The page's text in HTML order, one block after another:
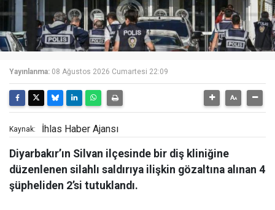
Yayınlanma: 08 Ağustos 2026 Cumartesi 22:09
Kaynak: İhlas Haber Ajansı
Diyarbakır’ın Silvan ilçesinde bir diş kliniğine
düzenlenen silahlı saldırıya ilişkin gözaltına alınan 4
şüpheliden 2’si tutuklandı.